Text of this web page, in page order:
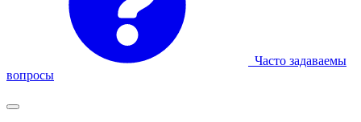
Часто задаваемы
вопросы